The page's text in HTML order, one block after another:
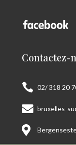
Contactez-
 02/ 318 20
 bruxelles-
